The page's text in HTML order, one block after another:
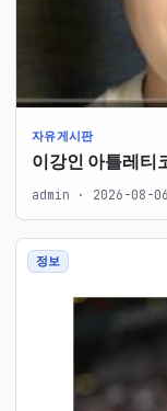
자유게시판
이강인 아틀레티
admin · 2026-08-
정보